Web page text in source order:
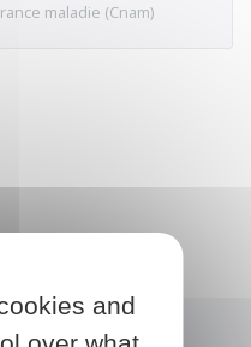
maladie (Cnam)
and